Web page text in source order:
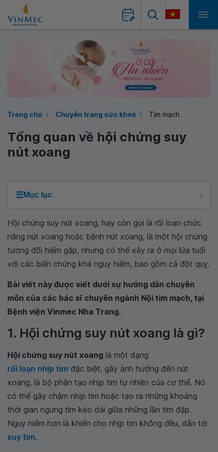
Trang chủ Chuyên trang sức khoẻ Tim mạch
Tổng quan về hội chứng suy
nút xoang
☰Mục lục
Hội chứng suy nút xoang, hay còn gọi là rối loạn chức
năng nút xoang hoặc bệnh nút xoang, là một hội chứng
tương đối hiếm gặp, nhưng có thể xảy ra ở mọi lứa tuổi
với các biến chứng khá nguy hiểm, bao gồm cả đột quỵ.
Bài viết này được viết dưới sự hướng dẫn chuyên
môn của các bác sĩ chuyên ngành Nội tim mạch, tại
Bệnh viện Vinmec Nha Trang.
1. Hội chứng suy nút xoang là gì?
Hội chứng suy nút xoang là một dạng
rối loạn nhịp tim đặc biệt, gây ảnh hưởng đến nút
xoang, là bộ phận tạo nhịp tim tự nhiên của cơ thể. Nó
có thể gây chậm nhịp tim hoặc tạo ra những khoảng
thời gian ngưng tim kéo dài giữa những lần tim đập.
Nguy hiểm hơn là khiến cho nhịp tim không đều, dẫn tới
suy tim.